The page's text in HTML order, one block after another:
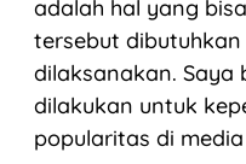
adalah hal yang
tersebut
dilaksanakan.
dilakukan untuk
popularitas di